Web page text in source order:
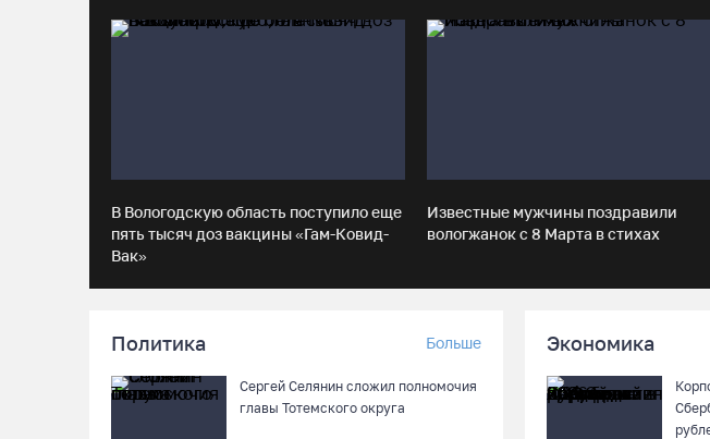
В Вологодскую область поступило еще
пять тысяч доз вакцины «Гам-Ковид-
Вак»
Известные мужчины поздравили
вологжанок с 8 Марта в стихах
Политика Больше
Сергей Селянин сложил полномочия
главы Тотемского округа
Экономика